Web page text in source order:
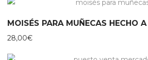
28,00€